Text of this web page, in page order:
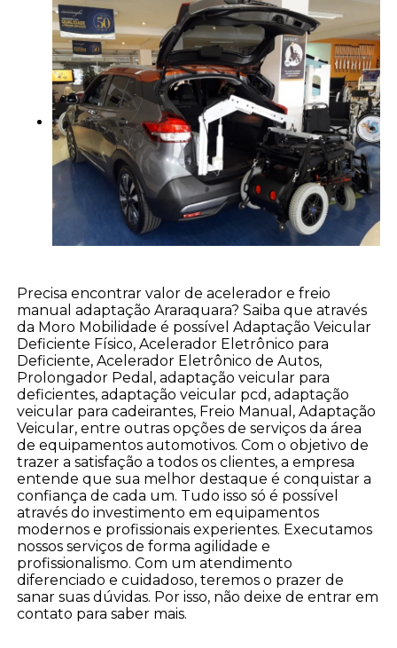
Precisa encontrar valor de acelerador e freio
manual adaptação Araraquara? Saiba que através
da Moro Mobilidade é possível Adaptação Veicular
Deficiente Físico, Acelerador Eletrônico para
Deficiente, Acelerador Eletrônico de Autos,
Prolongador Pedal, adaptação veicular para
deficientes, adaptação veicular pcd, adaptação
veicular para cadeirantes, Freio Manual, Adaptação
Veicular, entre outras opções de serviços da área
de equipamentos automotivos. Com o objetivo de
trazer a satisfação a todos os clientes, a empresa
entende que sua melhor destaque é conquistar a
confiança de cada um. Tudo isso só é possível
através do investimento em equipamentos
modernos e profissionais experientes. Executamos
nossos serviços de forma agilidade e
profissionalismo. Com um atendimento
diferenciado e cuidadoso, teremos o prazer de
sanar suas dúvidas. Por isso, não deixe de entrar em
contato para saber mais.